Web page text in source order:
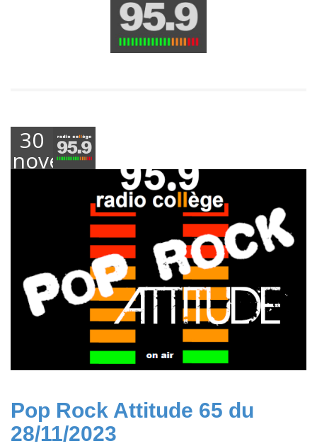
30
novembre
Pop Rock Attitude 65 du
28/11/2023